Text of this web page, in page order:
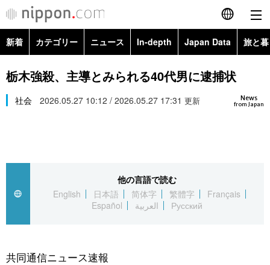
English
简体字
繁體字
العربية
社会
旅と暮らし
新着 カテゴリー ニュース In-depth Japan Data 旅と
政治・外交
経済・ビジネス
社会
文化
科学・技術
暮らし
Topics
Images
お知らせ
栃木強殺、主導とみられる40代男に逮捕状
News
from Japan
社会 2026.05.27 10:12 / 2026.05.27 17:31 更新
他の言語で読む
English
日本語 简体字 繁體字
Français
Español
العربية Русский
共同通信ニュース速報